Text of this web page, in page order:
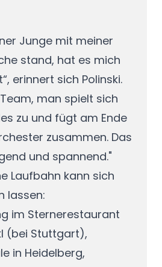
Junge mit meiner
stand, hat es mich
erinnert sich Polinski.
man spielt sich
zu und fügt am Ende
zusammen. Das
und spannend."
Laufbahn kann sich
lassen:
im Sternerestaurant
(bei Stuttgart),
in Heidelberg,